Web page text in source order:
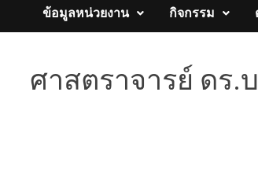
ข้อมูลหน่วยงาน กิจกรรม
ศาสตราจารย์ ดร